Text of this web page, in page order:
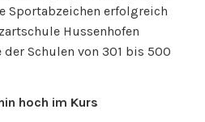
Sportabzeichen erfolgreich
Hussenhofen
Schulen von 301 bis 500
hoch im Kurs